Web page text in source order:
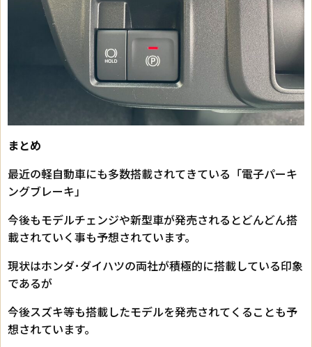
まとめ
最近の軽自動車にも多数搭載されてきている「電子パーキ
ングブレーキ」
今後もモデルチェンジや新型車が発売されるとどんどん搭
載されていく事も予想されています。
現状はホンダ･ダイハツの両社が積極的に搭載している印象
であるが
今後スズキ等も搭載したモデルを発売されてくることも予
想されています。